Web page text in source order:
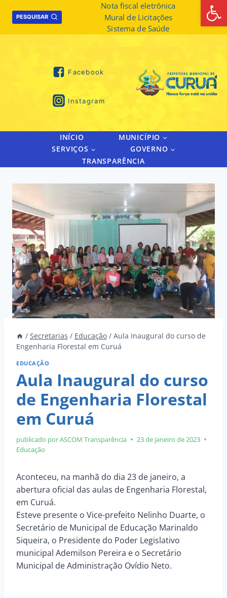
PESQUISAR
Nota fiscal eletrônica
Mural de Licitações
Sistema de Saúde
Facebook
Instagram
INÍCIO
MUNICÍPIO
SERVIÇOS
GOVERNO
TRANSPARÊNCIA
/ Secretarias / Educação / Aula Inaugural do curso de
Engenharia Florestal em Curuá
EDUCAÇÃO
Aula Inaugural do curso
de Engenharia Florestal
em Curuá
publicado por ASCOM Transparência
23 de janeiro de 2023
Educação
Aconteceu, na manhã do dia 23 de janeiro, a
abertura oficial das aulas de Engenharia Florestal,
em Curuá.
Esteve presente o Vice-prefeito Nelinho Duarte, o
Secretário de Municipal de Educação Marinaldo
Siqueira, o Presidente do Poder Legislativo
municipal Ademilson Pereira e o Secretário
Municipal de Administração Ovídio Neto.